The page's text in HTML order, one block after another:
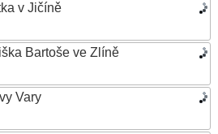
v Jičíně
Bartoše ve Zlíně
Vary